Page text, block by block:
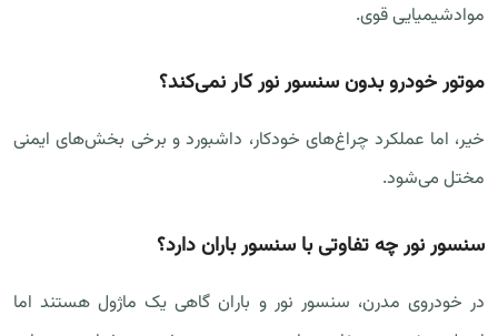
موادشیمیایی قوی.
موتور خودرو بدون سنسور نور کار نمی‌کند؟
خیر، اما عملکرد چراغ‌های خودکار، داشبورد و برخی بخش‌های ایمنی
مختل می‌شود.
سنسور نور چه تفاوتی با سنسور باران دارد؟
در خودروی مدرن، سنسور نور و باران گاهی یک ماژول هستند اما